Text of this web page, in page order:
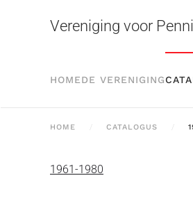
Skip to main content
Vereniging voor
HOMEDE VERENIGING
HOME CATALOGUS
1961-1980